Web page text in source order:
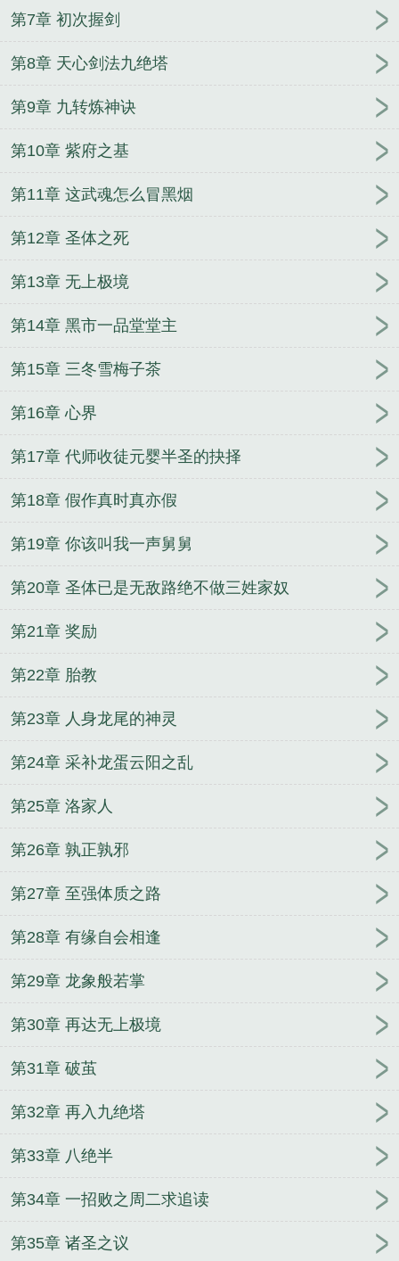
我帝一第三中文网
万古神帝唯我帝一在线阅读免费
万古神帝唯我帝一原
著
万古神帝唯我帝一在线
万古神帝唯我帝一笔趣阁
帝一无弹窗 万古神帝唯我帝一笔趣阁无弹窗
万古神
神帝唯我帝一全文
万古神帝
版
万古神帝唯我帝一TXT
万古神帝唯我帝一精校版
免费
万古神帝唯我帝一无弹窗最新章节
万古神帝唯
我帝一奇书网
万古神帝唯我帝一阅读
万古神帝唯我
帝一全集txt免费
万古神帝唯我
神帝唯我帝一免费阅读软件
万古神帝唯我帝一免费
读无弹窗 万古神帝全文阅读
万古神帝之唯我帝一32
帝一笔趣阁无弹窗最新章节
万古神帝唯我帝一大结
万古神帝唯我
帝一无删减全文免费阅读 万古神帝唯我帝一在线阅
读免费完整版 万古神帝之唯我第一百度
第7章 初次握剑
第8章 天心剑法九绝塔
第9章 九转炼神诀
第10章 紫府之基
第11章 这武魂怎么冒黑烟
第12章 圣体之死
第13章 无上极境
第14章 黑市一品堂堂主
第15章 三冬雪梅子茶
第16章 心界
第17章 代师收徒元婴半圣的抉择
第18章 假作真时真亦假
第19章 你该叫我一声舅舅
第20章 圣体已是无敌路绝不做三姓家奴
第21章 奖励
第22章 胎教
第23章 人身龙尾的神灵
第24章 采补龙蛋云阳之乱
第25章 洛家人
第26章 孰正孰邪
第27章 至强体质之路
第28章 有缘自会相逢
第29章 龙象般若掌
第30章 再达无上极境
第31章 破茧
第32章 再入九绝塔
第33章 八绝半
第34章 一招败之周二求追读
第35章 诸圣之议